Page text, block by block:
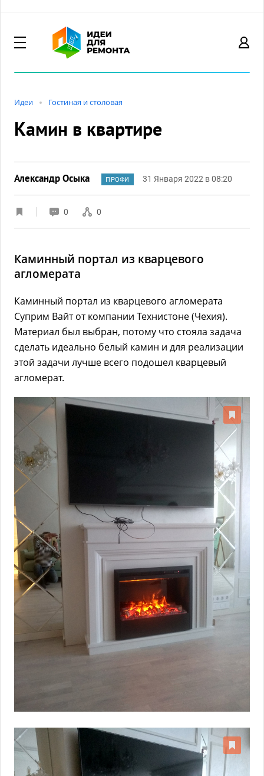
Идеи Гостиная и столовая
Камин в квартире
Александр Осыка ПРОФИ 31 Января 2022 в 08:20
0 0
Каминный портал из кварцевого
агломерата
Каминный портал из кварцевого агломерата
Суприм Вайт от компании Технистоне (Чехия).
Материал был выбран, потому что стояла задача
сделать идеально белый камин и для реализации
этой задачи лучше всего подошел кварцевый
агломерат.